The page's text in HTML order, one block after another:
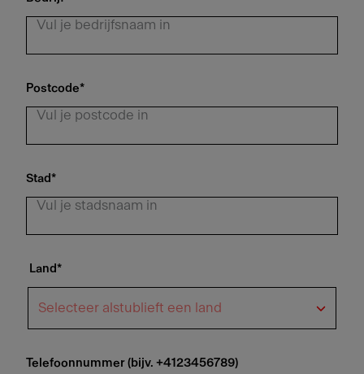
Postcode*
Stad*
Land*
Telefoonnummer (bijv. +4123456789)